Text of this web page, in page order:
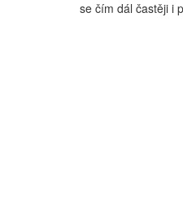
se čím dál častěji i